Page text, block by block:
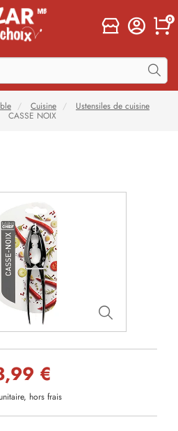
0
Cuisine
Ustensiles de cuisine
CASSE NOIX
€
hors frais